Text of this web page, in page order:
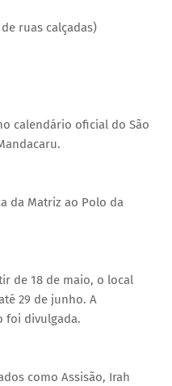
ruas calçadas)
calendário oficial do São
da Matriz ao Polo da
de 18 de maio, o local
29 de junho. A
foi divulgada.
como Assisão, Irah